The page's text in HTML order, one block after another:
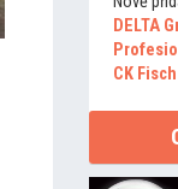
DELTA
CK